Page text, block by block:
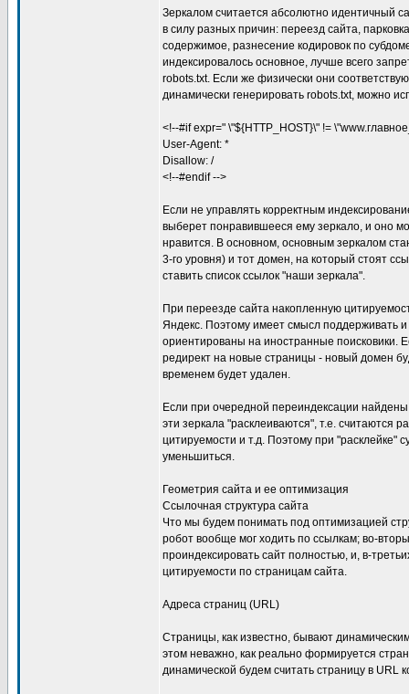
Зеркалом считается абсолютно идентичный
в силу разных причин: переезд сайта,
содержимое, разнесение кодировок по
индексировалось основное, лучше всего
robots.txt. Если же физически они
динамически генерировать robots.txt, можно
<!--#if expr=" \"${HTTP_HOST}\" !=
User-Agent: *
Disallow: /
<!--#endif -->
Если не управлять корректным
выберет понравившееся ему зеркало, и оно
нравится. В основном, основным зеркалом
3-го уровня) и тот домен, на который стоят
ставить список ссылок "наши зеркала".
При переезде сайта накопленную
Яндекс. Поэтому имеет смысл поддерживать
ориентированы на иностранные поисковики.
редирект на новые страницы - новый домен
временем будет удален.
Если при очередной переиндексации
эти зеркала "расклеиваются", т.е. считаются
цитируемости и т.д. Поэтому при "расклейке"
уменьшиться.
Геометрия сайта и ее оптимизация
Ссылочная структура сайта
Что мы будем понимать под оптимизацией
робот вообще мог ходить по ссылкам; во-
проиндексировать сайт полностью, и, в-
цитируемости по страницам сайта.
Aдреса страниц (URL)
Страницы, как известно, бывают
этом неважно, как реально формируется
динамической будем считать страницу в URL